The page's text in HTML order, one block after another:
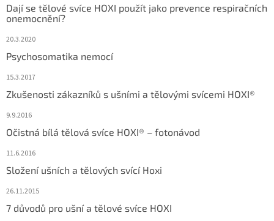
Dají se tělové svíce HOXI použít jako prevence respiračních
onemocnění?
20.3.2020
Psychosomatika nemocí
15.3.2017
Zkušenosti zákazníků s ušními a tělovými svícemi HOXI®
9.9.2016
Očistná bílá tělová svíce HOXI® – fotonávod
11.6.2016
Složení ušních a tělových svící Hoxi
26.11.2015
7 důvodů pro ušní a tělové svíce HOXI